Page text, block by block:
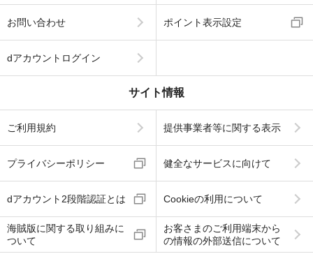
お問い合わせ ポイント表示設定
dアカウントログイン
サイト情報
ご利用規約 提供事業者等に関する表示
プライバシーポリシー 健全なサービスに向けて
dアカウント2段階認証とは Cookieの利用について
海賊版に関する取り組みに
ついて
お客さまのご利用端末から
の情報の外部送信について